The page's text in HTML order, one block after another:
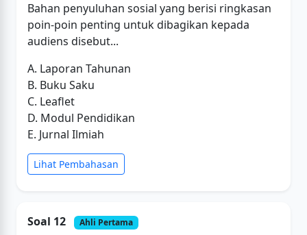
Bahan penyuluhan sosial yang berisi ringkasan
poin-poin penting untuk dibagikan kepada
audiens disebut...
A. Laporan Tahunan
B. Buku Saku
C. Leaflet
D. Modul Pendidikan
E. Jurnal Ilmiah
Lihat Pembahasan
Soal 12 Ahli Pertama